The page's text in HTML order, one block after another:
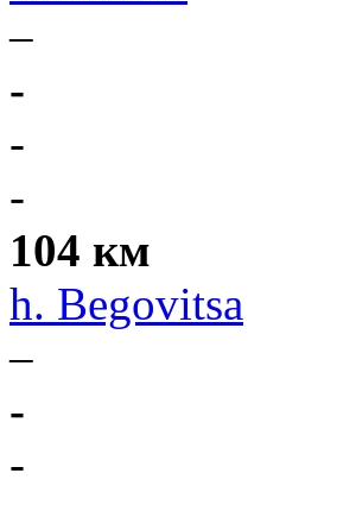
–
-
-
-
104 км
h. Begovitsa
–
-
-